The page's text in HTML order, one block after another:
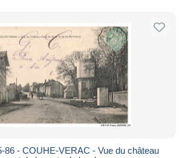
86 - COUHE-VERAC - Vue du château